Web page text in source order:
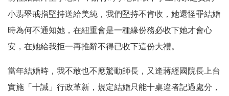
小翡翠戒指堅持送給美純，我們堅持不肯收，她還怪罪結婚
時為何不通知她，在紐重會是一種緣份務必收下她才會心
安，在她給我拒一再推辭不得已收下這份大禮。
當年結婚時，我不敢也不應驚動師長，又逢蔣經國院長上台
實施「十誡」行政革新，規定結婚只能十桌違者記過處分，